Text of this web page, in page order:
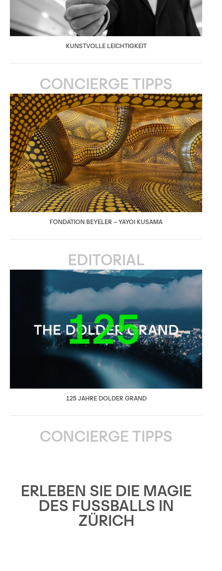
KUNSTVOLLE LEICHTIGKEIT
CONCIERGE TIPPS
FONDATION BEYELER – YAYOI KUSAMA
EDITORIAL
125 JAHRE DOLDER GRAND
CONCIERGE TIPPS
ERLEBEN SIE DIE MAGIE
DES FUSSBALLS IN
ZÜRICH